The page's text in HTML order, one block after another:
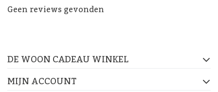
Geen reviews gevonden
De Woon Cadeau Winkel
DE WOON CADEAU WINKEL
MIJN ACCOUNT